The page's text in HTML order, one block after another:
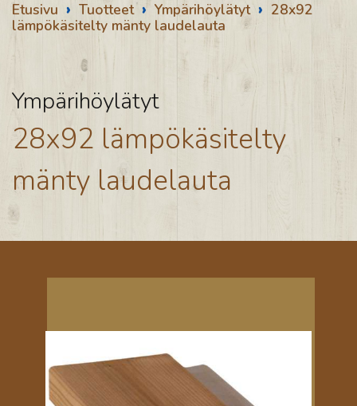
Etusivu › Tuotteet › Ympärihöylätyt › 28x92
lämpökäsitelty mänty laudelauta
Ympärihöylätyt
28x92 lämpökäsitelty
mänty laudelauta